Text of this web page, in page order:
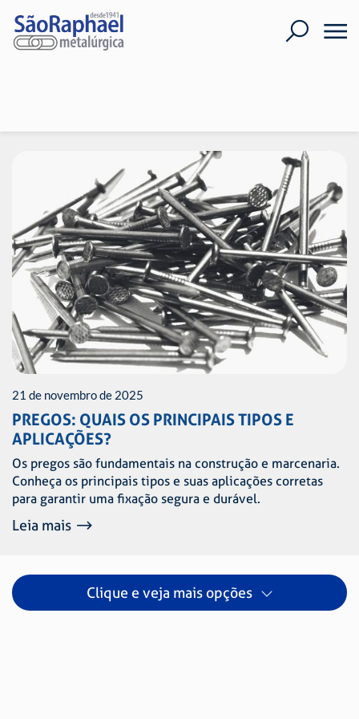
21 de novembro de 2025
PREGOS: QUAIS OS PRINCIPAIS TIPOS E
APLICAÇÕES?
Os pregos são fundamentais na construção e marcenaria.
Conheça os principais tipos e suas aplicações corretas
para garantir uma fixação segura e durável.
Leia mais
Clique e veja mais opções